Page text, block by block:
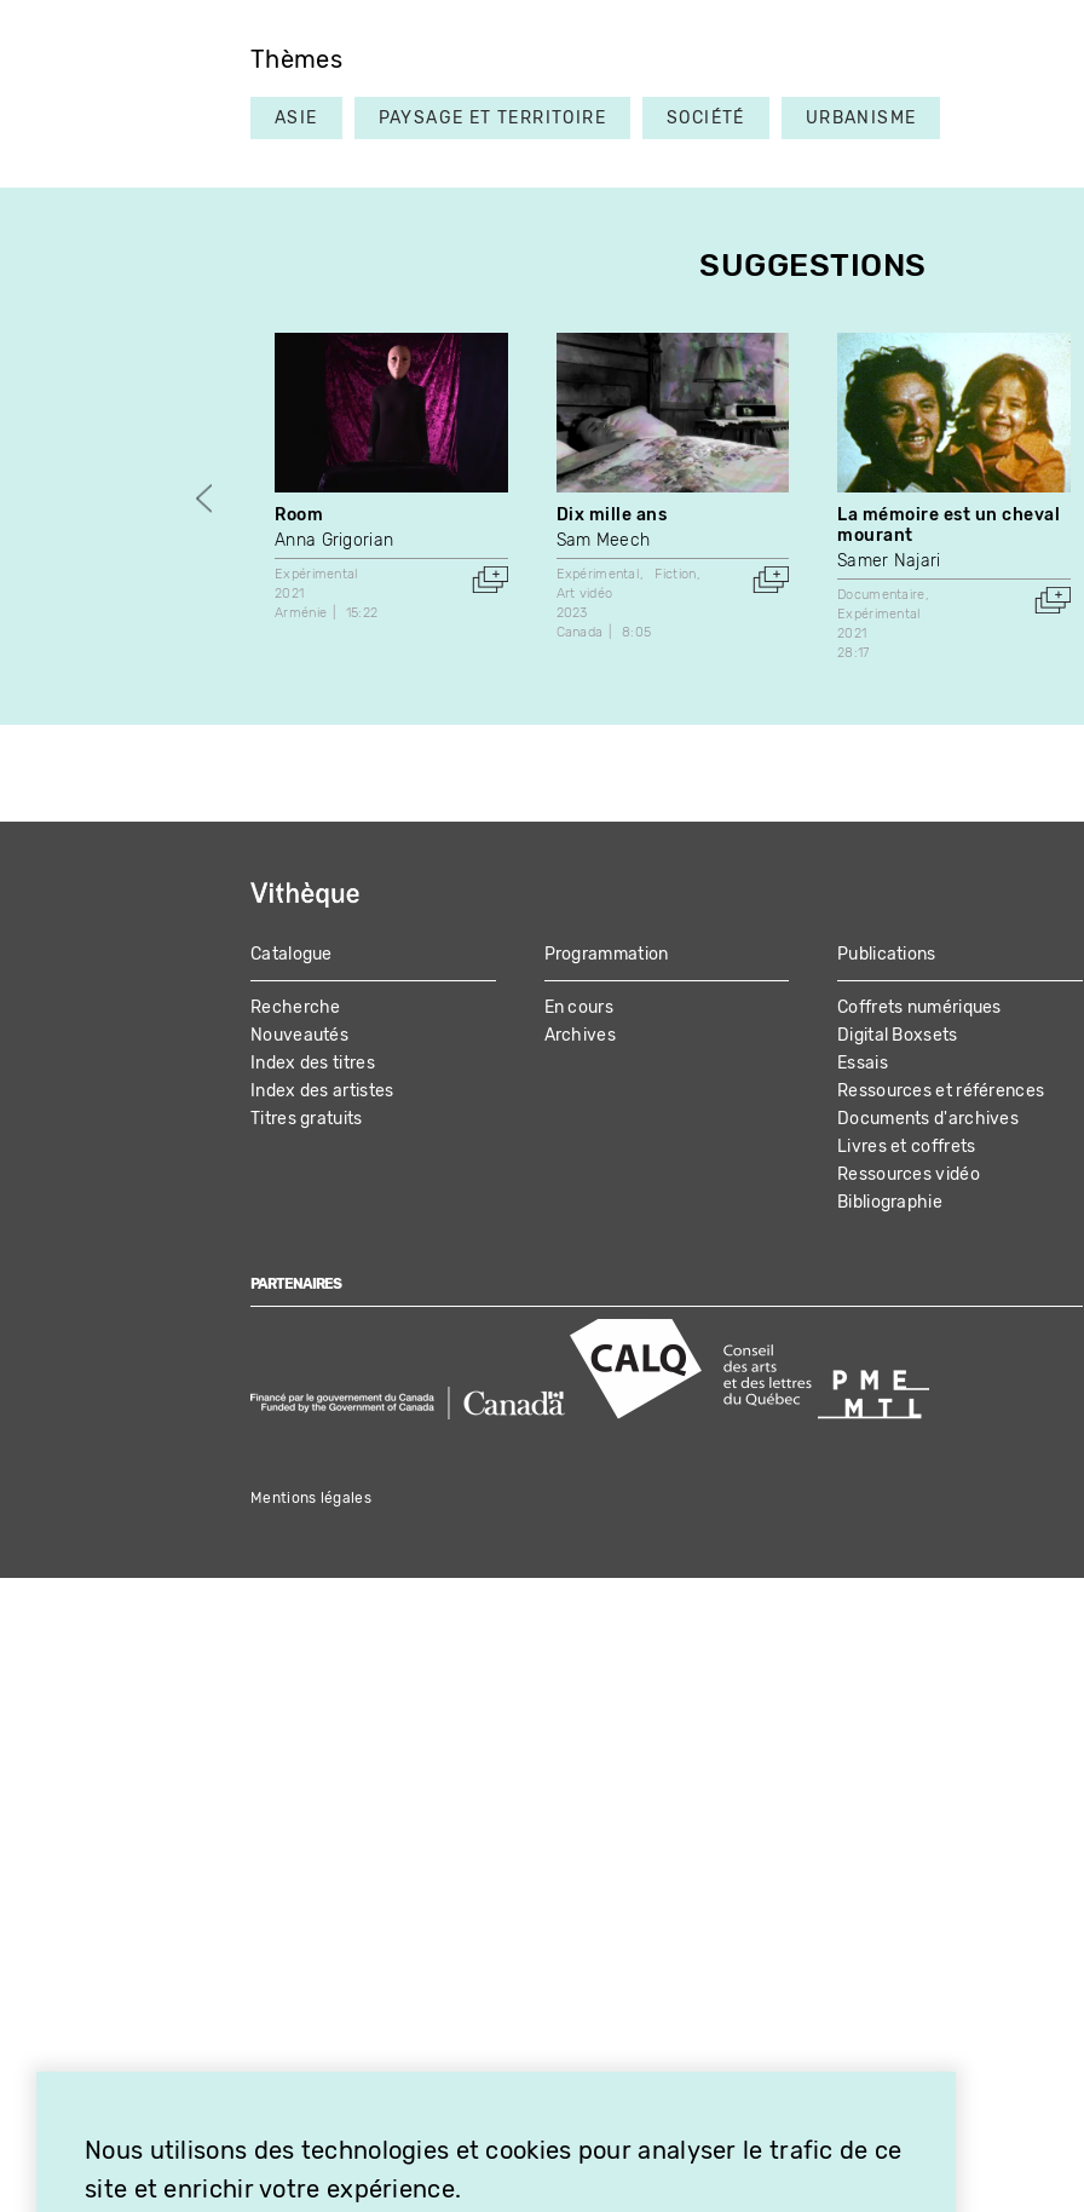
Thèmes
ASIE PAYSAGE ET TERRITOIRE SOCIÉTÉ URBANISME
SUGGESTIONS
Room
Anna Grigorian
Expérimental
2021
Arménie
15:22
Dix mille ans
Sam Meech
Expérimental
Fiction
Art vidéo
2023
Canada
8:05
La mémoire est un cheval
mourant
Samer Najari
Documentaire
Expérimental
2021
28:17
MAIN
NAVIGATION
Catalogue
Recherche
Nouveautés
Index des titres
Index des artistes
Titres gratuits
Programmation
En cours
Archives
Publications
Coffrets numériques
Digital Boxsets
Essais
Ressources et références
Documents d'archives
Livres et coffrets
Ressources vidéo
Bibliographie
PARTENAIRES
Mentions légales
Nous utilisons des technologies et cookies pour analyser le trafic de ce
site et enrichir votre expérience.